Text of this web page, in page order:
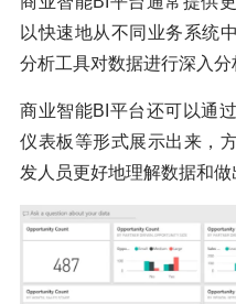
以快速地从不同业务系统
分析工具对数据进行深入分
商业智能BI平台还可以通
仪表板等形式展示出来，
发人员更好地理解数据和做